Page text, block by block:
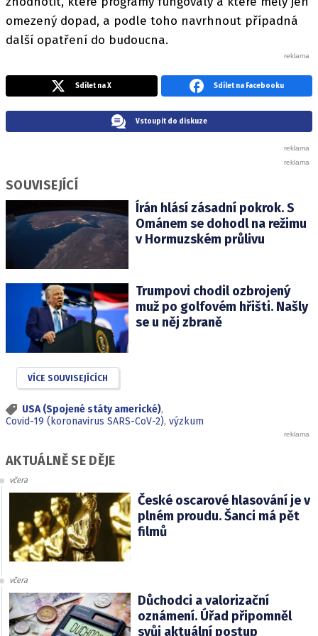
omezený dopad, a podle toho navrhnout případná
další opatření do budoucna.
Sdílet na X Sdílet na Facebooku
Vstoupit do diskuze
SOUVISEJÍCÍ
Írán hlásí zásadní pokrok. S
Ománem se dohodl na režimu
v Hormuzském průlivu
Trumpovi chodil ozbrojený
muž po golfovém hřišti. Našly
se u něj zbraně
VÍCE SOUVISEJÍCÍCH
USA (Spojené státy americké),
Covid-19 (koronavirus SARS-CoV-2), výzkum
AKTUÁLNĚ SE DĚJE
včera
České oscarové hlasování je v
plném proudu. Šanci má pět
filmů
včera
Důchodci a valorizační
oznámení. Úřad připomněl
svůj aktuální postup